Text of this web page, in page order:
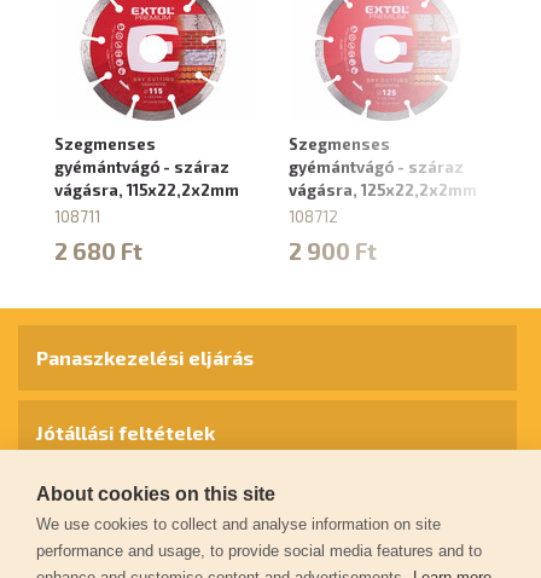
Szegmenses
gyémántvágó - száraz
vágásra, 115x22,2x2mm
108711
2 680 Ft
Szegmenses
gyémántvágó - száraz
vágásra, 125x22,2x2mm
108712
2 900 Ft
Panaszkezelési eljárás
Jótállási feltételek
Személyes adatok védelme
About cookies on this site
We use cookies to collect and analyse information on site
performance and usage, to provide social media features and to